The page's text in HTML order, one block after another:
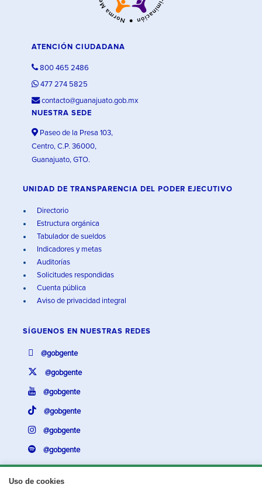
Uso de cookies
ATENCIÓN CIUDADANA
800 465 2486
477 274 5825
contacto@guanajuato.gob.mx
NUESTRA SEDE
Paseo de la Presa 103,
Centro, C.P. 36000,
Guanajuato, GTO.
UNIDAD DE TRANSPARENCIA DEL PODER EJECUTIVO
Directorio
Estructura orgánica
Tabulador de sueldos
Indicadores y metas
Auditorías
Solicitudes respondidas
Cuenta pública
Aviso de privacidad integral
SÍGUENOS EN NUESTRAS REDES
@gobgente
@gobgente
@gobgente
@gobgente
@gobgente
@gobgente